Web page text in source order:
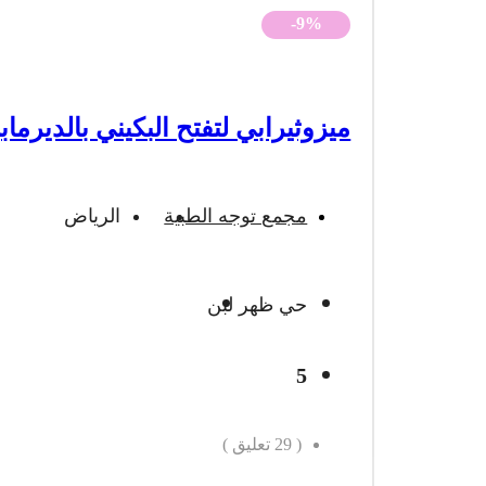
-9%
ميزوثيرابي لتفتح البكيني
مجمع توجه الطبية الرياض
حي ظهر لبن
5
(
29 تعليق )